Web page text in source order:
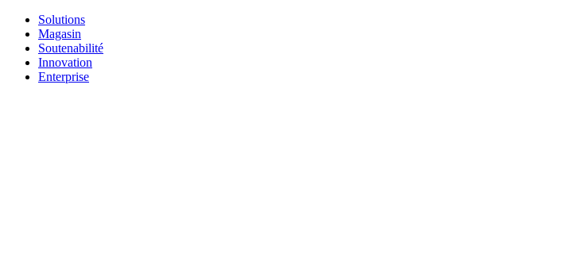
Solutions
Magasin
Soutenabilité
Innovation
Enterprise